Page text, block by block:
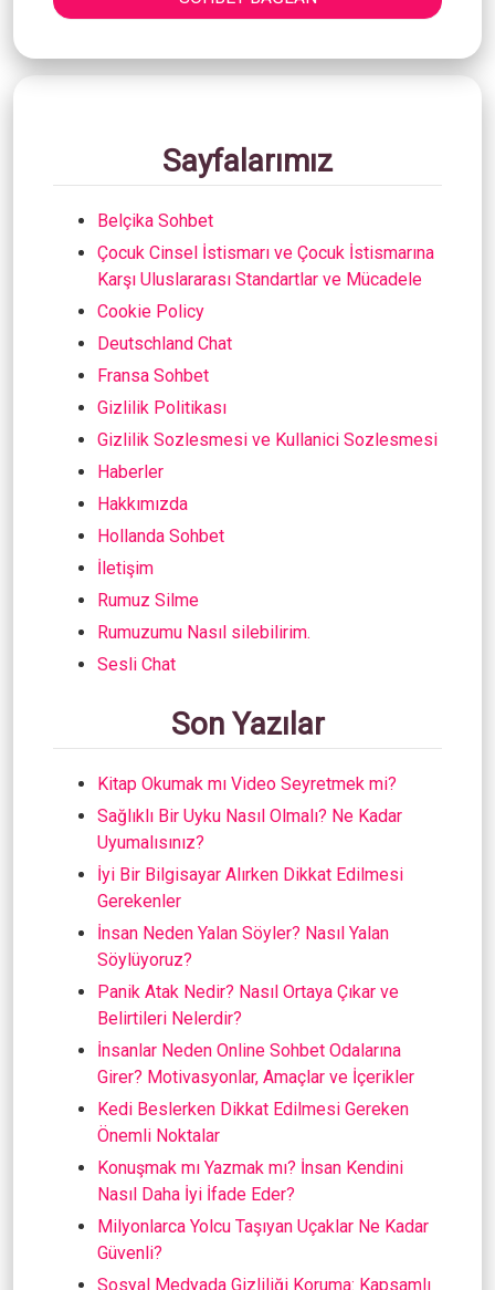
Sayfalarımız
Belçika Sohbet
Çocuk Cinsel İstismarı ve Çocuk İstismarına
Karşı Uluslararası Standartlar ve Mücadele
Cookie Policy
Deutschland Chat
Fransa Sohbet
Gizlilik Politikası
Gizlilik Sozlesmesi ve Kullanici Sozlesmesi
Haberler
Hakkımızda
Hollanda Sohbet
İletişim
Rumuz Silme
Rumuzumu Nasıl silebilirim.
Sesli Chat
Son Yazılar
Kitap Okumak mı Video Seyretmek mi?
Sağlıklı Bir Uyku Nasıl Olmalı? Ne Kadar
Uyumalısınız?
İyi Bir Bilgisayar Alırken Dikkat Edilmesi
Gerekenler
İnsan Neden Yalan Söyler? Nasıl Yalan
Söylüyoruz?
Panik Atak Nedir? Nasıl Ortaya Çıkar ve
Belirtileri Nelerdir?
İnsanlar Neden Online Sohbet Odalarına
Girer? Motivasyonlar, Amaçlar ve İçerikler
Kedi Beslerken Dikkat Edilmesi Gereken
Önemli Noktalar
Konuşmak mı Yazmak mı? İnsan Kendini
Nasıl Daha İyi İfade Eder?
Milyonlarca Yolcu Taşıyan Uçaklar Ne Kadar
Güvenli?
Sosyal Medyada Gizliliği Koruma: Kapsamlı